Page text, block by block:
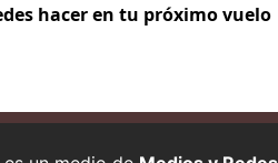
hacer en tu próximo vuelo